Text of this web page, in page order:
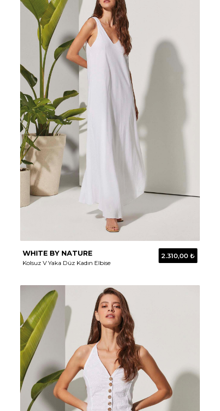
WHITE BY NATURE
Kolsuz V Yaka Düz Kadın Elbise
2.310,00 ₺